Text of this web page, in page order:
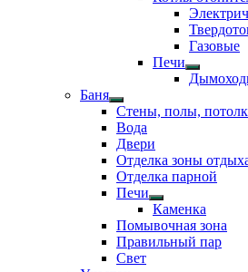
подменю
Газовые
Печи
Показать
подменю
Баня
Показать
подменю
Стены, полы,
Вода
Двери
Отделка зоны
Отделка парной
Печи
Показать
подменю
Каменка
Помывочная зона
Правильный пар
Свет